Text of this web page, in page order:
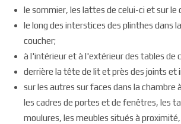
le sommier, les lattes de celui-ci et sur le
le long des interstices des plinthes dans
coucher;
à l'intérieur et à l'extérieur des tables de
derrière la tête de lit et près des joints et
sur les autres sur faces dans la chambre
les cadres de portes et de fenêtres, les
moulures, les meubles situés à